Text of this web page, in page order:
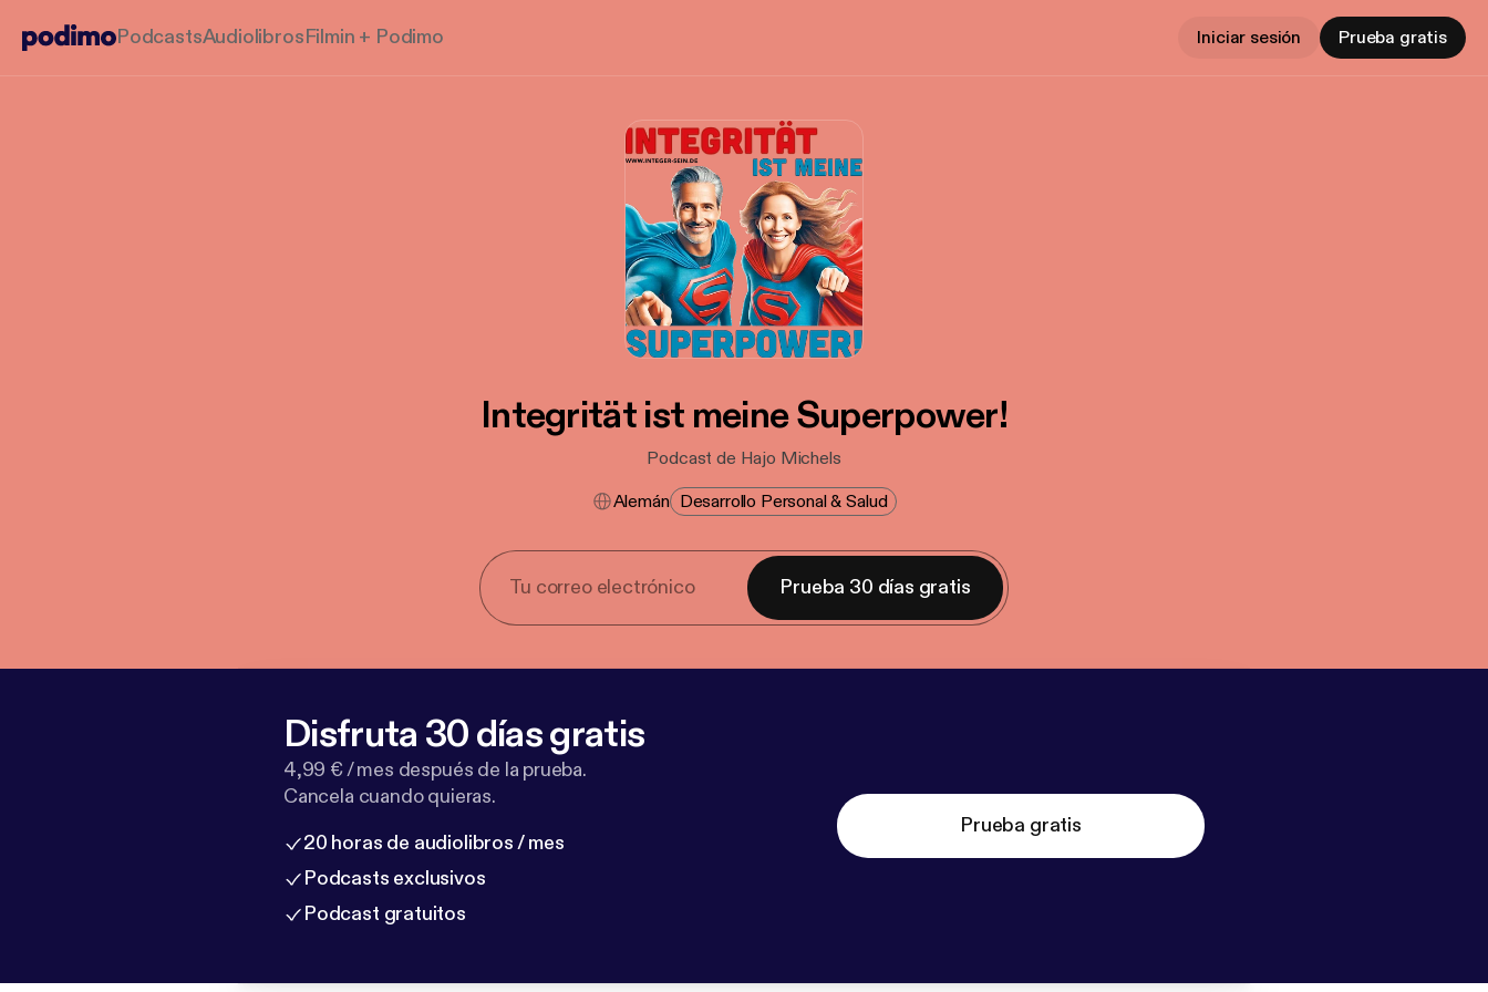
PodcastsAudiolibrosFilmin + Podimo Iniciar sesión Prueba gratis
Integrität ist meine Superpower!
Podcast de Hajo Michels
Alemán Desarrollo Personal & Salud
Prueba 30 días gratis
Disfruta 30 días gratis
4,99 € / mes después de la prueba.
Cancela cuando quieras.
20 horas de audiolibros / mes
Podcasts exclusivos
Podcast gratuitos
Prueba gratis